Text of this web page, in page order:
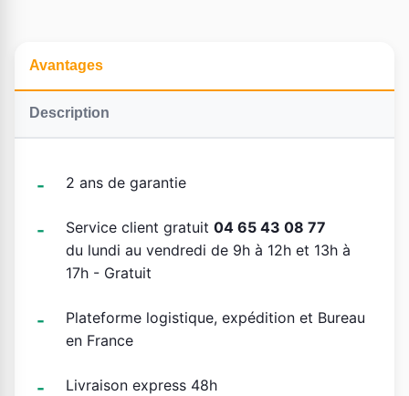
Avantages
Description
2 ans de garantie
Service client gratuit 04 65 43 08 77
du lundi au vendredi de 9h à 12h et 13h à
17h - Gratuit
Plateforme logistique, expédition et Bureau
en France
Livraison express 48h